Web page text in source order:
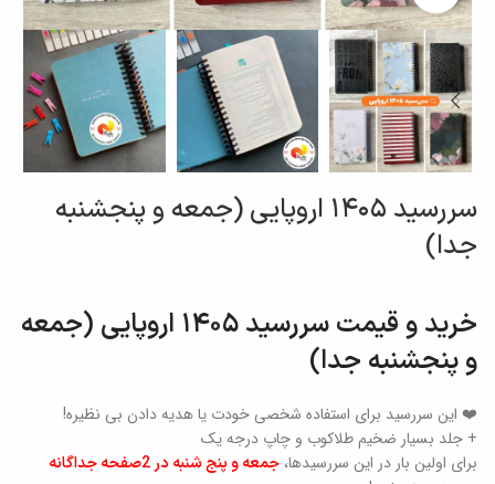
سررسید ۱۴۰۵ اروپایی (جمعه و پنجشنبه
جدا)
خرید و قیمت سررسید ۱۴۰۵ اروپایی (جمعه
و پنجشنبه جدا)
❤️ این سررسید برای استفاده شخصی خودت یا هدیه دادن بی نظیره!
+ جلد بسیار ضخیم طلاکوب و چاپ درجه یک
برای اولین بار در این سررسیدها،
جمعه و پنج شنبه در 2صفحه جداگانه